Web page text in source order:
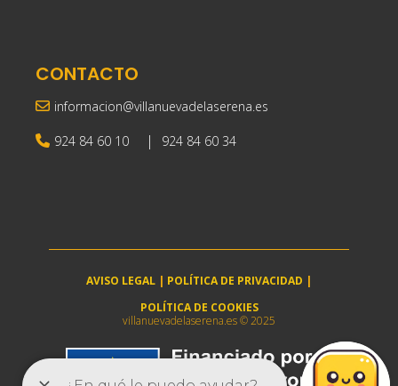
CONTACTO
informacion@villanuevadelaserena.es
924 84 60 10 | 924 84 60 34
AVISO LEGAL | POLÍTICA DE PRIVACIDAD |
POLÍTICA DE COOKIES
villanuevadelaserena.es © 2025